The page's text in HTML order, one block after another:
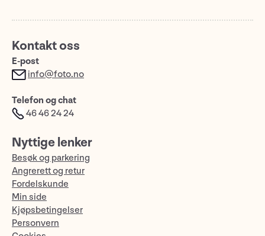
Kontakt oss
E-post
info@foto.no
Telefon og chat
46 46 24 24
Nyttige lenker
Besøk og parkering
Angrerett og retur
Fordelskunde
Min side
Kjøpsbetingelser
Personvern